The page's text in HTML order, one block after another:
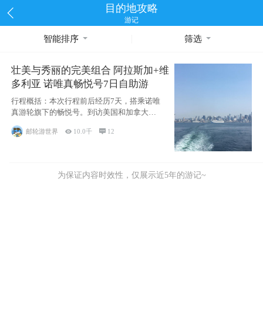
目的地攻略
游记
智能排序 筛选
壮美与秀丽的完美组合 阿拉斯加+维
多利亚 诺唯真畅悦号7日自助游
行程概括：本次行程前后经历7天，搭乘诺唯
真游轮旗下的畅悦号。到访美国和加拿大的4
个州/省：美国华盛顿州
邮轮游世界  10.0千  12
为保证内容时效性，仅展示近5年的游记~